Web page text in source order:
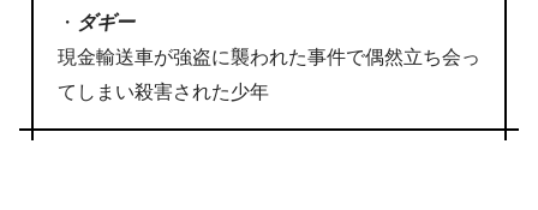
・ ダギー
現金輸送車が強盗に襲われた事件で偶然立ち会っ
てしまい殺害された少年